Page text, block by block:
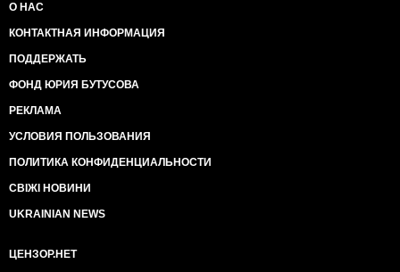
О НАС
КОНТАКТНАЯ ИНФОРМАЦИЯ
ПОДДЕРЖАТЬ
ФОНД ЮРИЯ БУТУСОВА
РЕКЛАМА
УСЛОВИЯ ПОЛЬЗОВАНИЯ
ПОЛИТИКА КОНФИДЕНЦИАЛЬНОСТИ
СВІЖІ НОВИНИ
UKRAINIAN NEWS
ЦЕНЗОР.НЕТ